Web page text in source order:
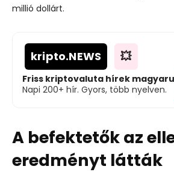
millió dollárt.
kripto.NEWS 💥
Friss kriptovaluta hírek
Napi 200+ hír. Gyors, több nyelven.
A befektetők az
eredményt látták